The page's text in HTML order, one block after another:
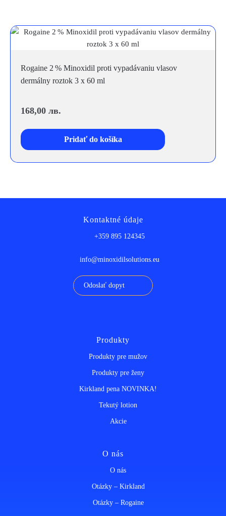
Rogaine 2 % Minoxidil proti vypadávaniu vlasov
dermálny roztok 3 x 60 ml
168,00 лв.
Pridať do košíka
Kontaktné údaje
+359 895 124345
info@minoxidilsolutions.eu
Odoslať dopyt
Produkty
Produkty pre mužov
Produkty pre ženy
Kirkland pena NOVINKA!
Tekutý lotion
Akcie
O nás
O nás
Otázky – Kirkland
Otázky – Rogaine